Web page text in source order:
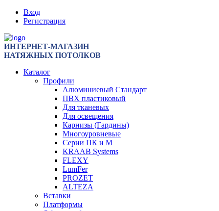
Вход
Регистрация
ИНТЕРНЕТ-МАГАЗИН
НАТЯЖНЫХ ПОТОЛКОВ
Каталог
Профили
Алюминиевый Стандарт
ПВХ пластиковый
Для тканевых
Для освещения
Карнизы (Гардины)
Многоуровневые
Серии ПК и М
KRAAB Systems
FLEXY
LumFer
PROZET
ALTEZA
Вставки
Платформы